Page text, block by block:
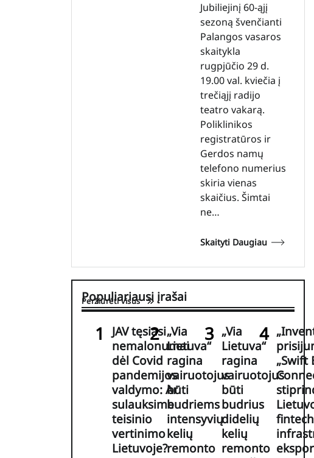
Jubiliejinį 60-ąjį
sezoną švenčianti
Palangos vasaros
skaitykla
rugpjūčio 29 d.
19.00 val. kviečia į
trečiąjį radijo
teatro vakarą.
Poliklinikos
registratūros ir
Gerdos namų
telefono numerius
skiria vienas
skaičius. Šimtai
ne…
Skaityti Daugiau
Populiariausi įrašai
Peržiūrėti visus
JAV tęsiasi
nemalonumai
dėl Covid
pandemijos
valdymo: Ar
sulauksime
teisinio
vertinimo
Lietuvoje?
„Via
Lietuva“
ragina
vairuotojus
būti
budriems
intensyvių
kelių
remonto
„Via
Lietuva“
ragina
vairuotojus
būti
budrius
didelių
kelių
remonto
„Swift
fintech